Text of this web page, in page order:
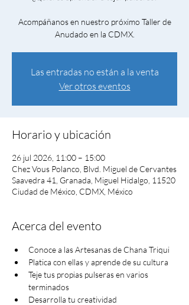
Acompáñanos en nuestro próximo Taller de
Anudado en la CDMX.
Las entradas no están a la venta
Ver otros eventos
Horario y ubicación
26 jul 2026, 11:00 – 15:00
Chez Vous Polanco, Blvd. Miguel de Cervantes
Saavedra 41, Granada, Miguel Hidalgo, 11520
Ciudad de México, CDMX, México
Acerca del evento
Conoce a las Artesanas de Chana Triqui
Platica con ellas y aprende de su cultura
Teje tus propias pulseras en varios
terminados
Desarrolla tu creatividad